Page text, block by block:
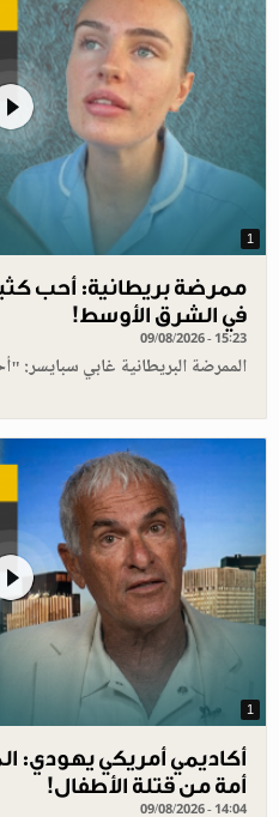
1
ممرضة بريطانية: أحب
في الشرق الأوسط!
09/08/2026 - 15:23
الممرضة البريطانية غابي
1
أكاديمي أمريكي يهودي:
أمة من قتلة الأطفال!
09/08/2026 - 14:04